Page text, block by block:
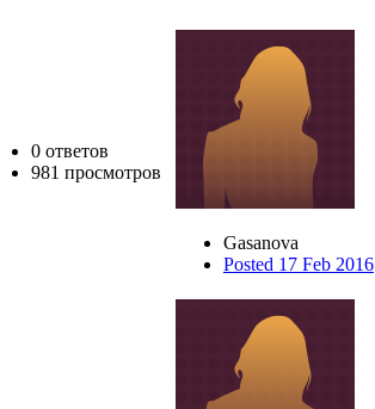
0 ответов
981 просмотров
Gasanova
Posted 17 Feb 2016